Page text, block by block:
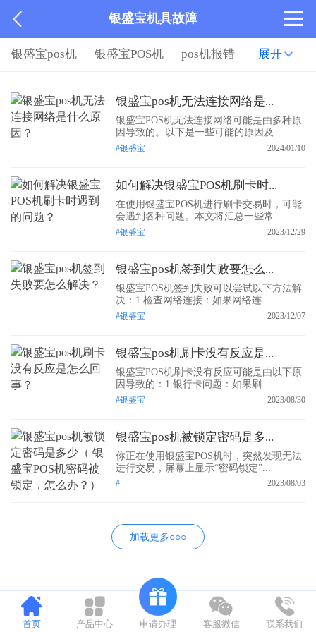
银盛宝机具故障
银盛宝pos机 银盛宝POS机 pos机报错 展开
银盛宝pos机无法连接网络是...
银盛宝POS机无法连接网络可能是由多种原
因导致的。以下是一些可能的原因及...
#银盛宝 2024/01/10
如何解决银盛宝POS机刷卡时...
在使用银盛宝POS机进行刷卡交易时，可能
会遇到各种问题。本文将汇总一些常...
#银盛宝 2023/12/29
银盛宝pos机签到失败要怎么...
银盛宝POS机签到失败可以尝试以下方法解
决：1.检查网络连接：如果网络连...
#银盛宝 2023/12/07
银盛宝pos机刷卡没有反应是...
银盛宝POS机刷卡没有反应可能是由以下原
因导致的：1.银行卡问题：如果刷...
#银盛宝 2023/08/30
银盛宝pos机被锁定密码是多...
你正在使用银盛宝POS机时，突然发现无法
进行交易，屏幕上显示“密码锁定”...
# 2023/08/03
加载更多○○○
首页 产品中心 申请办理 客服微信 联系我们